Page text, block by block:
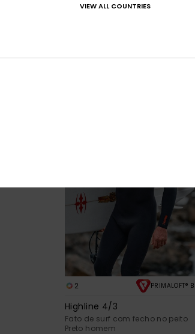
2 PRIMALOFT®
Highline 4/3
Fato de surf com fecho no peito
Preto homem
VIEW ALL COUNTRIES